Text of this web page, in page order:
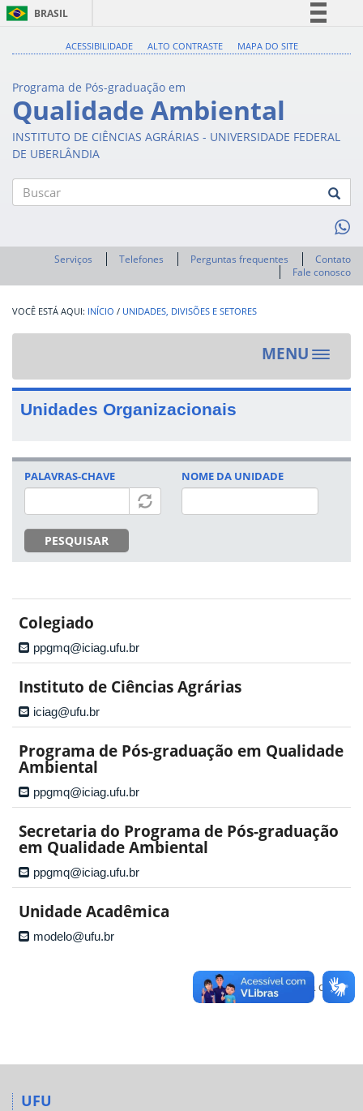
BRASIL
Acesso à informação
Legislação
ACESSIBILIDADE ALTO CONTRASTE MAPA DO SITE
Programa de Pós-graduação em
Qualidade Ambiental
INSTITUTO DE CIÊNCIAS AGRÁRIAS - UNIVERSIDADE FEDERAL
DE UBERLÂNDIA
Serviços Telefones Perguntas frequentes
Contato
Fale conosco
INÍCIO / UNIDADES, DIVISÕES E SETORES
MENU
Toggle
Unidades Organizacionais
PALAVRAS-CHAVE
PESQUISAR
NOME DA UNIDADE
Colegiado
ppgmq@iciag.ufu.br
Instituto de Ciências Agrárias
iciag@ufu.br
Programa de Pós-graduação em Qualidade
Ambiental
ppgmq@iciag.ufu.br
Secretaria do Programa de Pós-graduação
em Qualidade Ambiental
ppgmq@iciag.ufu.br
Unidade Acadêmica
modelo@ufu.br
Voltar para o topo
UFU